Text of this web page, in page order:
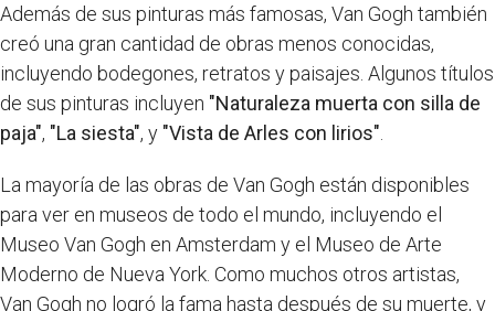
Además de sus pinturas más famosas, Van Gogh también
creó una gran cantidad de obras menos conocidas,
incluyendo bodegones, retratos y paisajes. Algunos títulos
de sus pinturas incluyen "Naturaleza muerta con silla de
paja", "La siesta", y "Vista de Arles con lirios"
La mayoría de las obras de Van Gogh están disponibles
para ver en museos de todo el mundo, incluyendo el
Museo Van Gogh en Amsterdam y el Museo de Arte
Moderno de Nueva York. Como muchos otros artistas,
Van Gogh no logró la fama hasta después de su muerte, y